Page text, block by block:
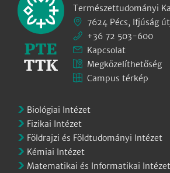
Természettudományi
7624 Pécs, Ifjúság
+36 72 503-600
Kapcsolat
Megközelíthetőség
Campus térkép
Biológiai Intézet
Fizikai Intézet
Földrajzi és Földtudományi Intézet
Kémiai Intézet
Matematikai és Informatikai Intézet